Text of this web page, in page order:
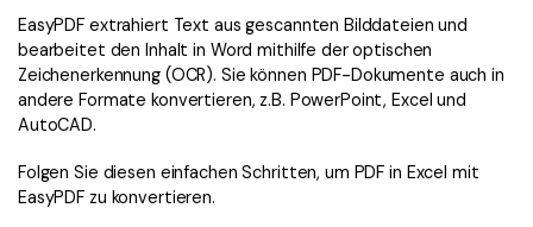
EasyPDF extrahiert Text aus gescannten Bilddateien und
bearbeitet den Inhalt in Word mithilfe der optischen
Zeichenerkennung (OCR). Sie können PDF-Dokumente auch in
andere Formate konvertieren, z.B. PowerPoint, Excel und
AutoCAD.
Folgen Sie diesen einfachen Schritten, um PDF in Excel mit
EasyPDF zu konvertieren.